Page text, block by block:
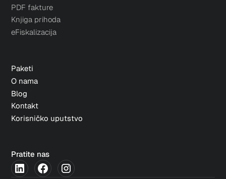
PDF fakture
Knjiga prihoda
eFiskalizacija
Paketi
O nama
Blog
Kontakt
Korisničko uputstvo
Pratite nas